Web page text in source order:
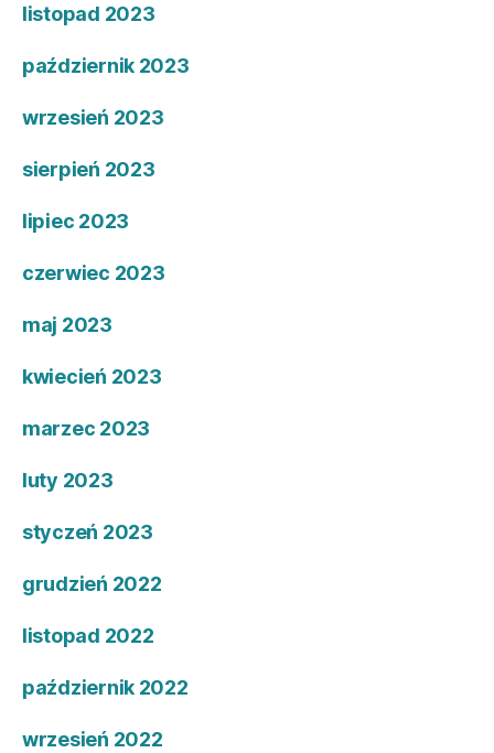
listopad 2023
październik 2023
wrzesień 2023
sierpień 2023
lipiec 2023
czerwiec 2023
maj 2023
kwiecień 2023
marzec 2023
luty 2023
styczeń 2023
grudzień 2022
listopad 2022
październik 2022
wrzesień 2022